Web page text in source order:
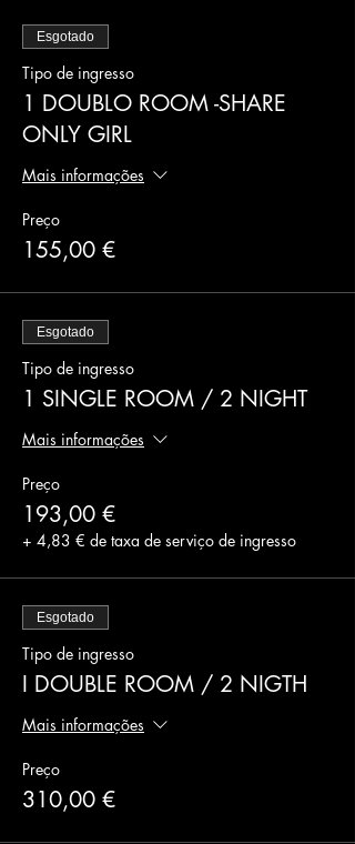
Esgotado
Tipo de ingresso
1 DOUBLO ROOM -SHARE
ONLY GIRL
Mais informações
Preço
155,00 €
Esgotado
Tipo de ingresso
1 SINGLE ROOM / 2 NIGHT
Mais informações
Preço
193,00 €
+ 4,83 € de taxa de serviço de ingresso
Esgotado
Tipo de ingresso
I DOUBLE ROOM / 2 NIGTH
Mais informações
Preço
310,00 €